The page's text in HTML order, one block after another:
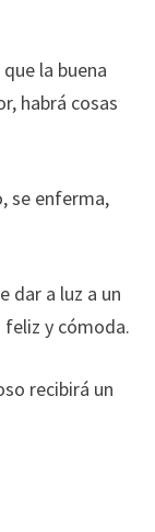
la buena
habrá cosas
se enferma,
dar a luz a un
feliz y cómoda.
recibirá un